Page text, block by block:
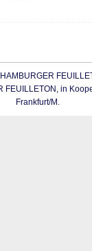
FEUILLETON, in
Frankfurt/M.